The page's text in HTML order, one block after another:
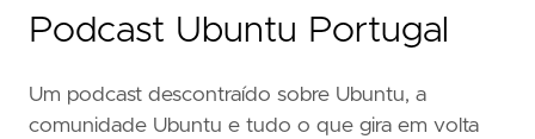
Podcast Ubuntu Portugal
Um podcast descontraído sobre Ubuntu, a
comunidade Ubuntu e tudo o que gira em volta